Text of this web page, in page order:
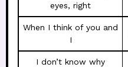
eyes, right
When I think of you and
I
I don’t know why